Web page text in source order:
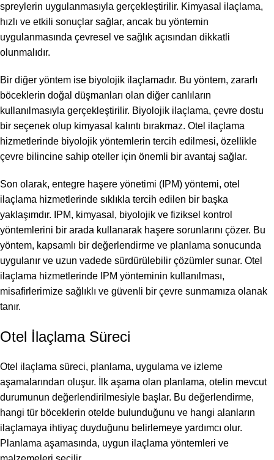
spreylerin uygulanmasıyla gerçekleştirilir. Kimyasal ilaçlama,
hızlı ve etkili sonuçlar sağlar, ancak bu yöntemin
uygulanmasında çevresel ve sağlık açısından dikkatli
olunmalıdır.
Bir diğer yöntem ise biyolojik ilaçlamadır. Bu yöntem, zararlı
böceklerin doğal düşmanları olan diğer canlıların
kullanılmasıyla gerçekleştirilir. Biyolojik ilaçlama, çevre dostu
bir seçenek olup kimyasal kalıntı bırakmaz. Otel ilaçlama
hizmetlerinde biyolojik yöntemlerin tercih edilmesi, özellikle
çevre bilincine sahip oteller için önemli bir avantaj sağlar.
Son olarak, entegre haşere yönetimi (IPM) yöntemi, otel
ilaçlama hizmetlerinde sıklıkla tercih edilen bir başka
yaklaşımdır. IPM, kimyasal, biyolojik ve fiziksel kontrol
yöntemlerini bir arada kullanarak haşere sorunlarını çözer. Bu
yöntem, kapsamlı bir değerlendirme ve planlama sonucunda
uygulanır ve uzun vadede sürdürülebilir çözümler sunar. Otel
ilaçlama hizmetlerinde IPM yönteminin kullanılması,
misafirlerimize sağlıklı ve güvenli bir çevre sunmamıza olanak
tanır.
Otel İlaçlama Süreci
Otel ilaçlama süreci, planlama, uygulama ve izleme
aşamalarından oluşur. İlk aşama olan planlama, otelin mevcut
durumunun değerlendirilmesiyle başlar. Bu değerlendirme,
hangi tür böceklerin otelde bulunduğunu ve hangi alanların
ilaçlamaya ihtiyaç duyduğunu belirlemeye yardımcı olur.
Planlama aşamasında, uygun ilaçlama yöntemleri ve